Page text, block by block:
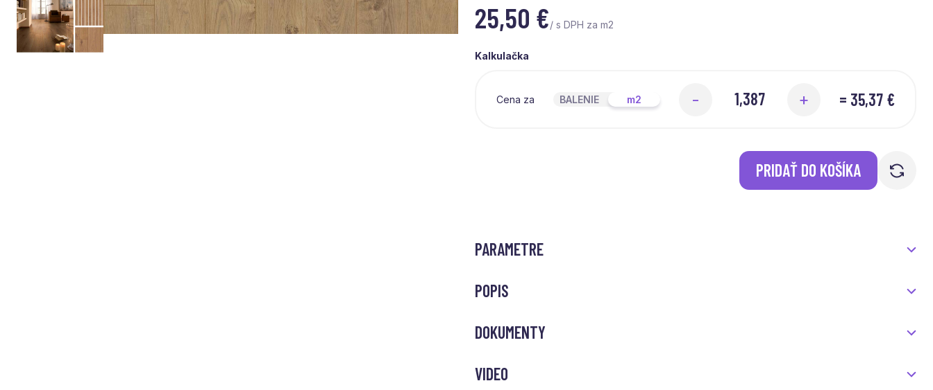
25,50 €/ s DPH za m2
Kalkulačka
Cena za BALENIE m2 - + = 35,37 €
PRIDAŤ DO KOŠÍKA
PARAMETRE
POPIS
DOKUMENTY
VIDEO